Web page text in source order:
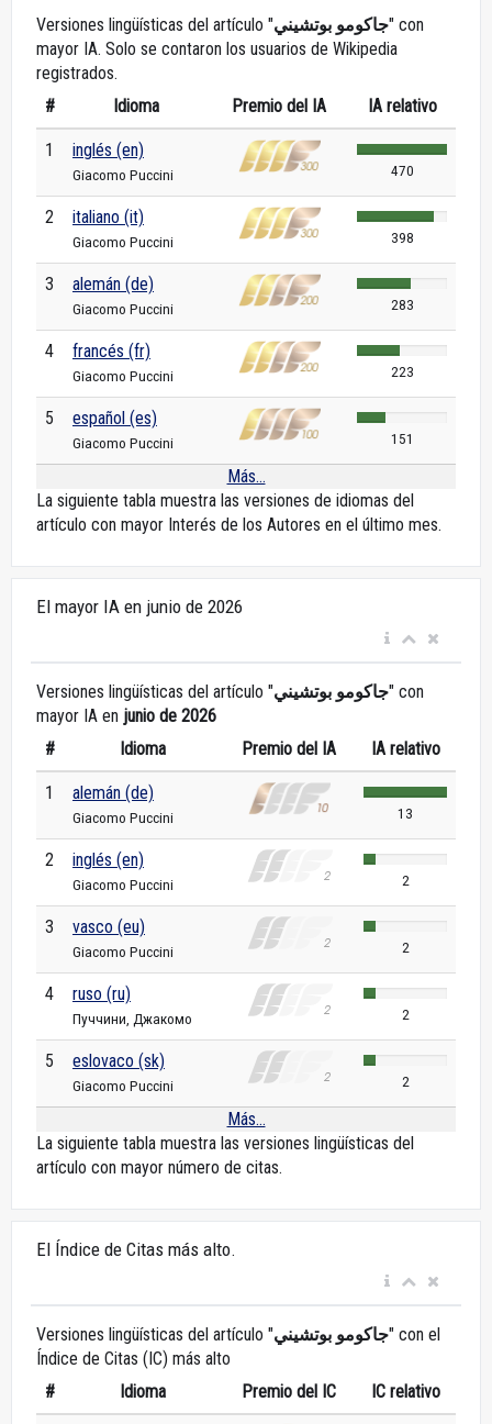
Versiones lingüísticas del artículo "جاكومو بوتشيني" con
mayor IA. Solo se contaron los usuarios de Wikipedia
registrados.
#
Idioma Premio del IA IA relativo
1 inglés (en)
Giacomo Puccini 470
2 italiano (it)
Giacomo Puccini 398
3 alemán (de)
Giacomo Puccini 283
4 francés (fr)
Giacomo Puccini 223
5 español (es)
Giacomo Puccini 151
Más...
La siguiente tabla muestra las versiones de idiomas del
artículo con mayor Interés de los Autores en el último mes.
El mayor IA en junio de 2026
Versiones lingüísticas del artículo "جاكومو بوتشيني" con
mayor IA en junio de 2026
#
Idioma Premio del IA IA relativo
1 alemán (de)
Giacomo Puccini 13
2 inglés (en)
Giacomo Puccini 2
3 vasco (eu)
Giacomo Puccini 2
4 ruso (ru)
Пуччини, Джакомо 2
5 eslovaco (sk)
Giacomo Puccini 2
Más...
La siguiente tabla muestra las versiones lingüísticas del
artículo con mayor número de citas.
El Índice de Citas más alto.
Versiones lingüísticas del artículo "جاكومو بوتشيني" con el
Índice de Citas (IC) más alto
#
Idioma Premio del IC IC relativo